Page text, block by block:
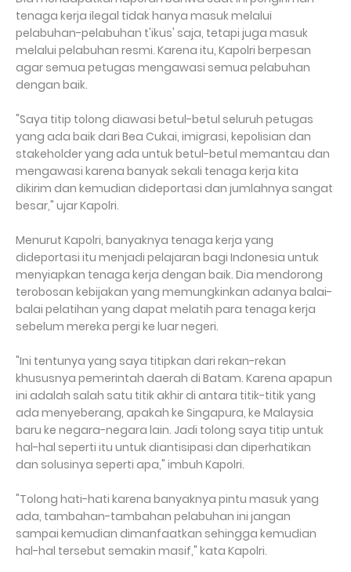
tenaga kerja ilegal tidak hanya masuk melalui
pelabuhan-pelabuhan t'ikus' saja, tetapi juga masuk
melalui pelabuhan resmi. Karena itu, Kapolri berpesan
agar semua petugas mengawasi semua pelabuhan
dengan baik.
"Saya titip tolong diawasi betul-betul seluruh petugas
yang ada baik dari Bea Cukai, imigrasi, kepolisian dan
stakeholder yang ada untuk betul-betul memantau dan
mengawasi karena banyak sekali tenaga kerja kita
dikirim dan kemudian dideportasi dan jumlahnya sangat
besar," ujar Kapolri.
Menurut Kapolri, banyaknya tenaga kerja yang
dideportasi itu menjadi pelajaran bagi Indonesia untuk
menyiapkan tenaga kerja dengan baik. Dia mendorong
terobosan kebijakan yang memungkinkan adanya balai-
balai pelatihan yang dapat melatih para tenaga kerja
sebelum mereka pergi ke luar negeri.
"Ini tentunya yang saya titipkan dari rekan-rekan
khususnya pemerintah daerah di Batam. Karena apapun
ini adalah salah satu titik akhir di antara titik-titik yang
ada menyeberang, apakah ke Singapura, ke Malaysia
baru ke negara-negara lain. Jadi tolong saya titip untuk
hal-hal seperti itu untuk diantisipasi dan diperhatikan
dan solusinya seperti apa," imbuh Kapolri.
"Tolong hati-hati karena banyaknya pintu masuk yang
ada, tambahan-tambahan pelabuhan ini jangan
sampai kemudian dimanfaatkan sehingga kemudian
hal-hal tersebut semakin masif," kata Kapolri.